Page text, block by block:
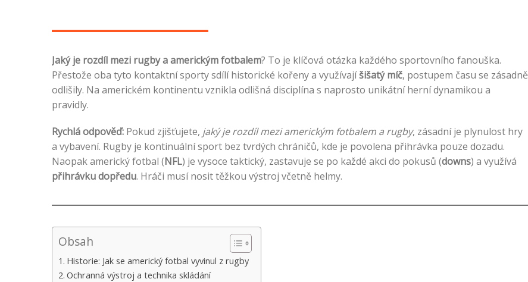
Jaký je rozdíl mezi rugby a americkým fotbalem? To je klíčová otázka každého sportovního fanouška.
Přestože oba tyto kontaktní sporty sdílí historické kořeny a využívajíšišatý míč, postupem času se zásadně
odlišily. Na americkém kontinentu vznikla odlišná disciplína s naprosto unikátní herní dynamikou a
pravidly.
Rychlá odpověď: Pokud zjišťujete, jaký je rozdíl mezi americkým fotbalem a rugby, zásadní je plynulost hry
a vybavení. Rugby je kontinuální sport bez tvrdých chráničů, kde je povolena přihrávka pouze dozadu.
Naopak americký fotbal (NFL) je vysoce taktický, zastavuje se po každé akci do pokusů (downs) a využívá
přihrávku dopředu. Hráči musí nosit těžkou výstroj včetně helmy.
Obsah
Historie: Jak se americký fotbal vyvinul z rugby
Ochranná výstroj a technika skládání